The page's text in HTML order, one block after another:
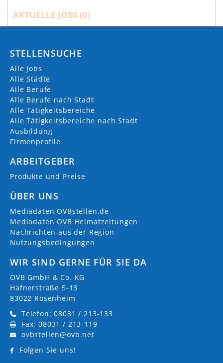
AKTUELLE JOBS (0)
STELLENSUCHE
Alle Jobs
Alle Städte
Alle Berufe
Alle Berufe nach Stadt
Alle Tätigkeitsbereiche
Alle Tätigkeitsbereiche nach Stadt
Ausbildung
Firmenprofile
ARBEITGEBER
Produkte und Preise
ÜBER UNS
Mediadaten OVBstellen.de
Mediadaten OVB Heimatzeitungen
Nachrichten aus der Region
Nutzungsbedingungen
WIR SIND GERNE FÜR SIE DA
OVB GmbH & Co. KG
Hafnerstraße 5-13
83022 Rosenheim
Telefon: 08031 / 213-133
Fax: 08031 / 213-119
ovbstellen@ovb.net
Folgen Sie uns!